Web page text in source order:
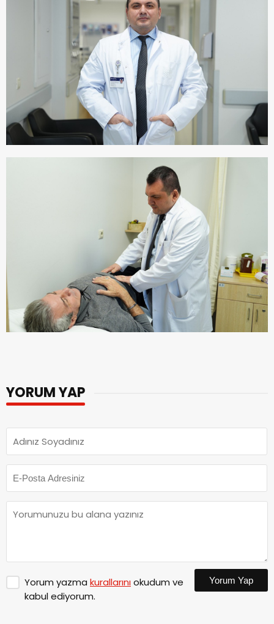
YORUM YAP
Yorum yazma kurallarınıokudum ve
kabul ediyorum.
Yorum Yap